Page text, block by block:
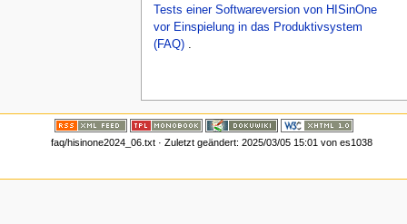
Tests einer Softwareversion von HISinOne
vor Einspielung in das Produktivsystem
(FAQ).
faq/hisinone2024_06.txt· Zuletzt geändert: 2025/03/05 15:01 von es1038